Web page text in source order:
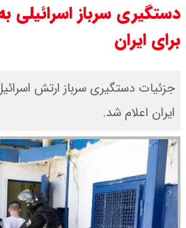
دستگیری سرباز اسرائیلی
برای ایران
جزئیات دستگیری سرباز ارتش
ایران اعلام شد.